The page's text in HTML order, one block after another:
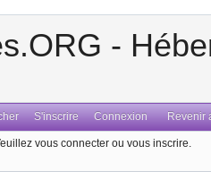
-
S'inscrire Connexion Revenir
vous connecter ou vous inscrire.